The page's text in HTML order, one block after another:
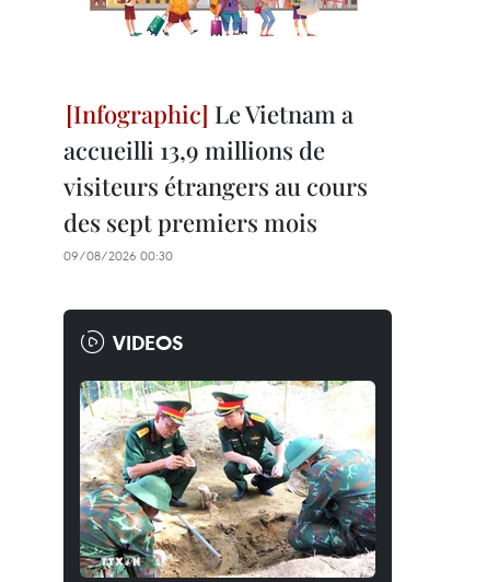
Le Vietnam a
accueilli 13,9 millions de
visiteurs étrangers au cours
des sept premiers mois
09/08/2026 00:30
VIDEOS